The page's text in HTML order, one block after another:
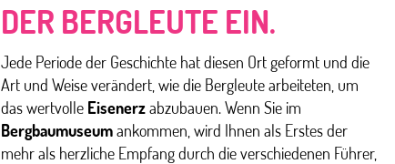
DER BERGLEUTE EIN.
Jede Periode der Geschichte hat diesen Ort geformt und die
Art und Weise verändert, wie die Bergleute arbeiteten, um
das wertvolle Eisenerzabzubauen. Wenn Sie im
Bergbaumuseumankommen, wird Ihnen als Erstes der
mehr als herzliche Empfang durch die verschiedenen Führer,